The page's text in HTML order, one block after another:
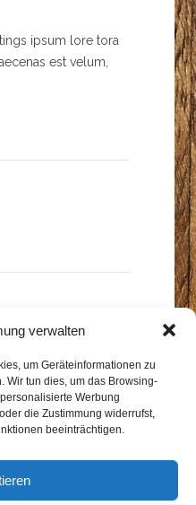
verwalten
um Geräteinformationen zu
Wir tun dies, um das Browsing-
Werbung
die Zustimmung widerrufst,
beeinträchtigen.
ipsum lore tora
est velum,